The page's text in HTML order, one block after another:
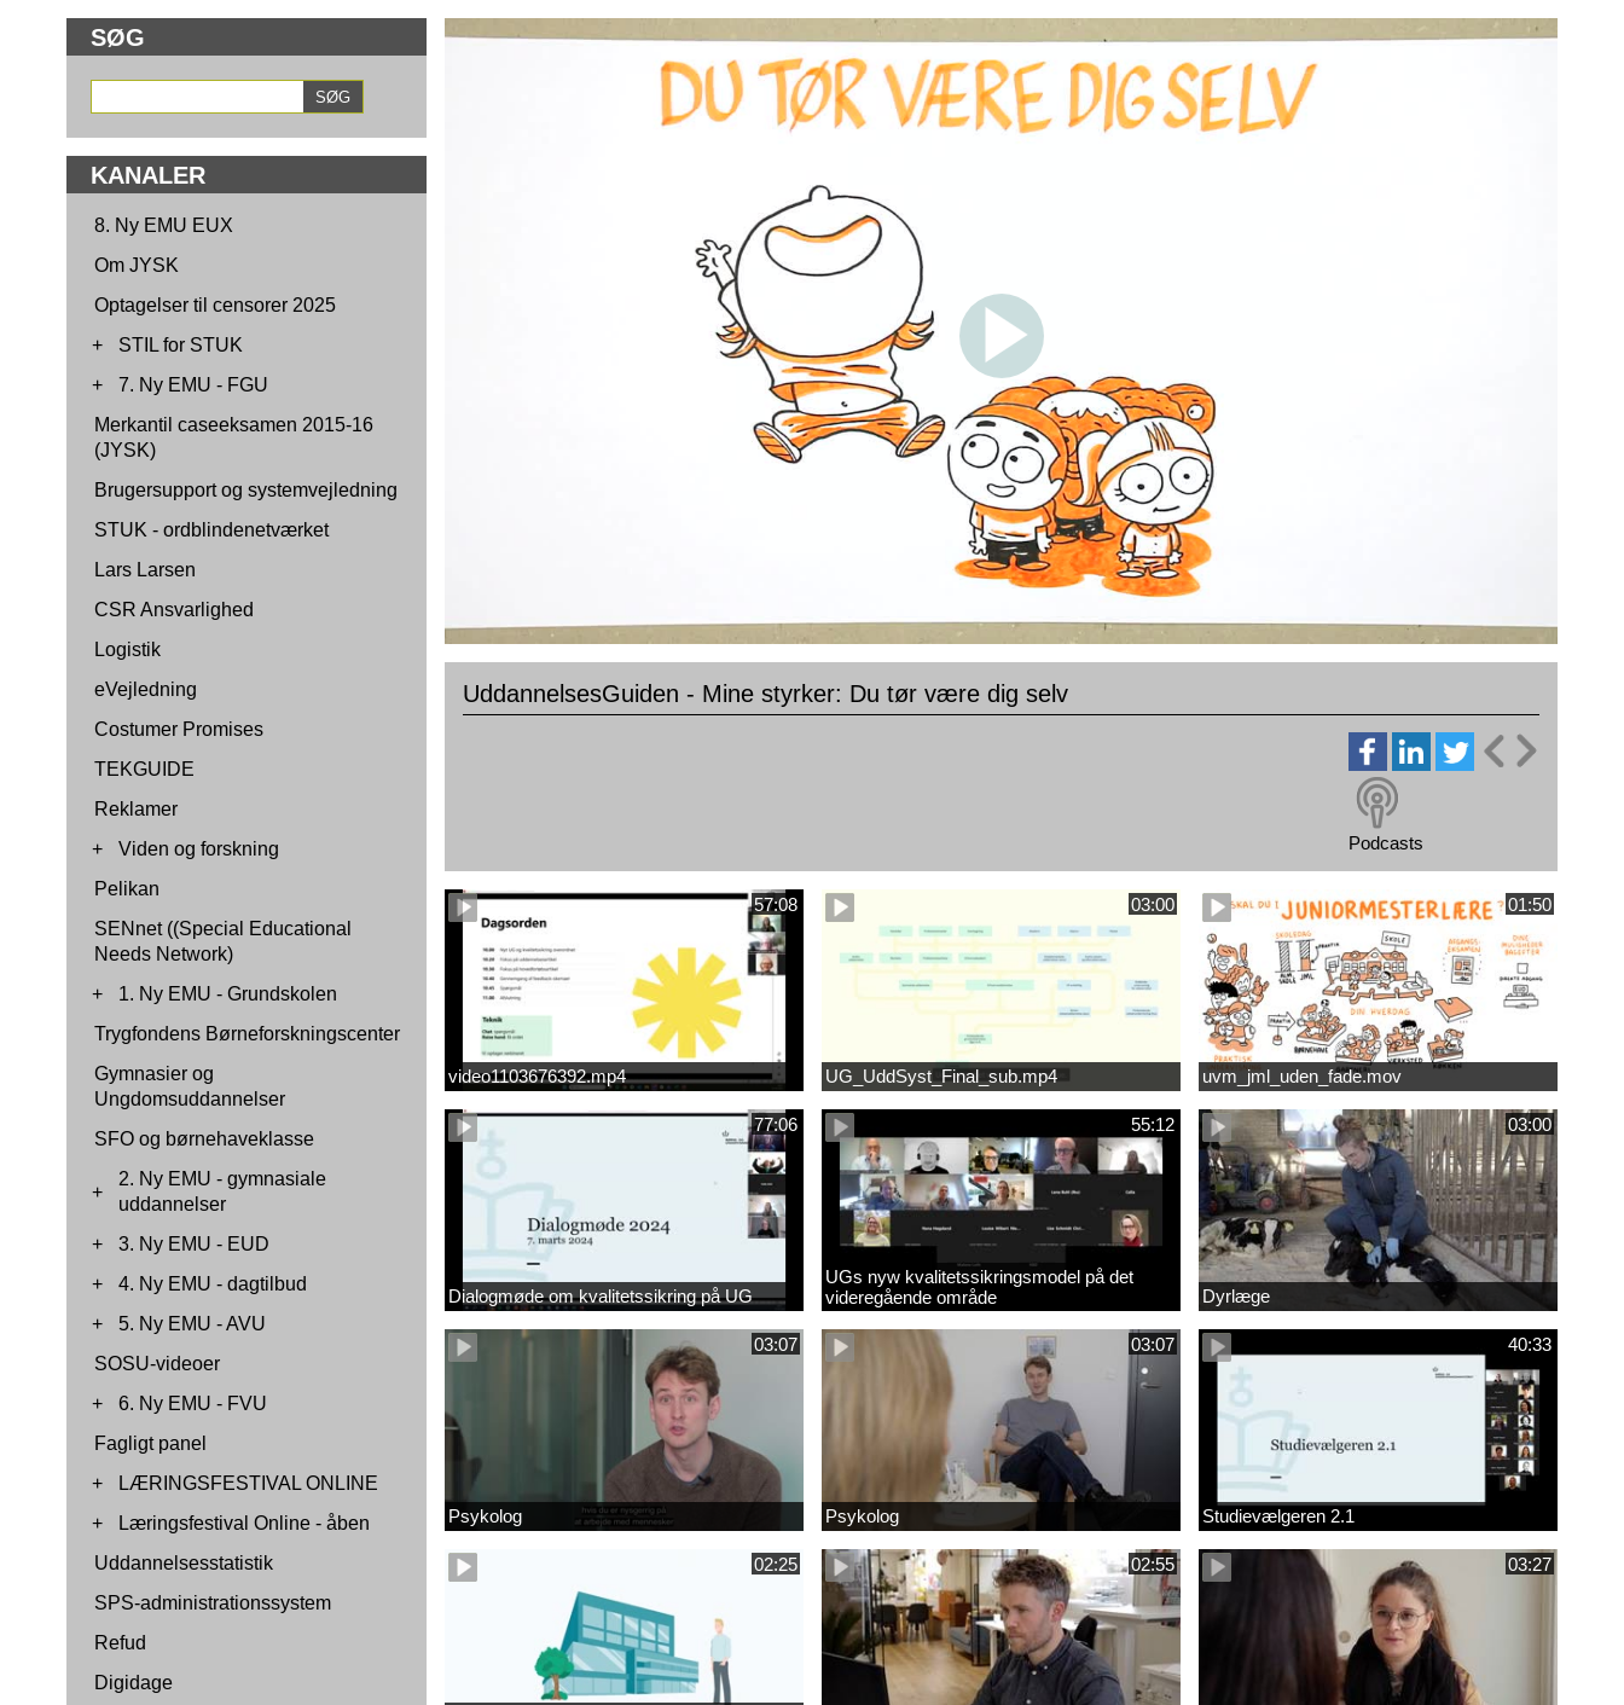
SØG
KANALER
8. Ny EMU EUX
Om JYSK
Optagelser til censorer 2025
+
STIL for STUK
+
7. Ny EMU - FGU
Merkantil caseeksamen 2015-16
(JYSK)
Brugersupport og systemvejledning
STUK - ordblindenetværket
Lars Larsen
CSR Ansvarlighed
Logistik
eVejledning
Costumer Promises
TEKGUIDE
Reklamer
+
Viden og forskning
Pelikan
SENnet ((Special Educational
Needs Network)
+
1. Ny EMU - Grundskolen
Trygfondens Børneforskningscenter
Gymnasier og
Ungdomsuddannelser
SFO og børnehaveklasse
+
2. Ny EMU - gymnasiale
uddannelser
+
3. Ny EMU - EUD
+
4. Ny EMU - dagtilbud
+
5. Ny EMU - AVU
SOSU-videoer
+
6. Ny EMU - FVU
Fagligt panel
+
LÆRINGSFESTIVAL ONLINE
+
Læringsfestival Online - åben
Uddannelsesstatistik
SPS-administrationssystem
Refud
Digidage
UddannelsesGuiden - Mine styrker: Du tør være dig selv
Podcasts
57:08
video1103676392.mp4
03:00
UG_UddSyst_Final_sub.mp4
01:50
uvm_jml_uden_fade.mov
77:06
Dialogmøde om kvalitetssikring på UG
55:12
UGs nyw kvalitetssikringsmodel på det
videregående område
03:00
Dyrlæge
03:07
Psykolog
03:07
Psykolog
40:33
Studievælgeren 2.1
02:25 02:55 03:27